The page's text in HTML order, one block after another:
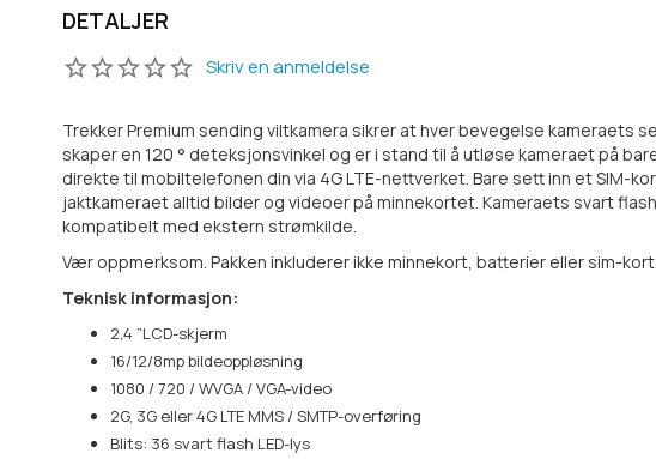
DETALJER
Skriv en anmeldelse
Trekker Premium sending viltkamera sikrer at hver bevegelse
skaper en 120 ° deteksjonsvinkel og er i stand til å utløse kameraet på
direkte til mobiltelefonen din via 4G LTE-nettverket. Bare sett inn et SIM-
jaktkameraet alltid bilder og videoer på minnekortet. Kameraets svart
kompatibelt med ekstern strømkilde.
Vær oppmerksom. Pakken inkluderer ikke minnekort, batterier eller sim-kort.
Teknisk informasjon:
2,4 ”LCD-skjerm
16/12/8mp bildeoppløsning
1080 / 720 / WVGA / VGA-video
2G, 3G eller 4G LTE MMS / SMTP-overføring
Blits: 36 svart flash LED-lys